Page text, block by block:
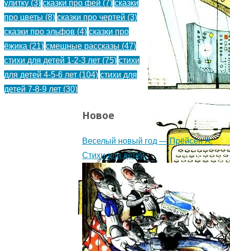
улитку (3) сказки про фей (7) сказки
про цветы (8) сказки про чертей (3)
сказки про эльфов (4) сказки про
ёжика (21) смешные рассказы (47)
стихи для детей 1-2-3 лет (75) стихи
для детей 4-5-6 лет (104) стихи для
детей 7-8-9 лет (30)
Новое
Веселый новый год — Прёйсен А.
Стихи для детей.